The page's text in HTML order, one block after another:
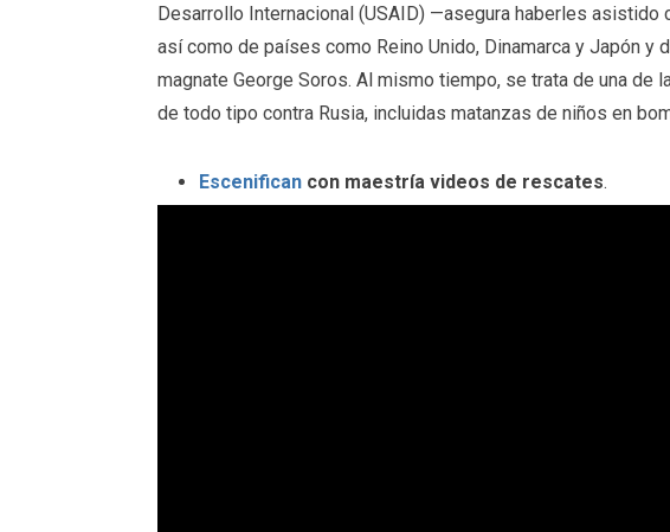
Desarrollo Internacional (USAID) —asegura haberles
así como de países como Reino Unido, Dinamarca y Japón y
magnate George Soros. Al mismo tiempo, se trata de una de
de todo tipo contra Rusia, incluidas matanzas de niños en
Escenifican con maestría videos de rescates.